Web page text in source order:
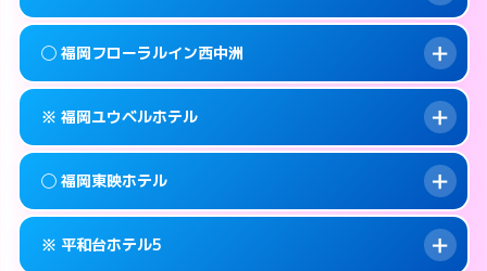
info このホテルの詳細ページを見る →
smartphone 092-522-0080
map 福岡市中央区清川2-6-23
info このホテルの詳細ページを見る →
案内方法: 派遣できません。
smartphone 092-717-6600
map 福岡市中央区長浜1-2-24
info このホテルの詳細ページを見る →
案内方法:状況により派遣できません。
smartphone 092-713-1112
map 福岡市中央区天神4-8-15
info このホテルの詳細ページを見る →
◯ 福岡フローラルイン西中洲
案内方法: 女性が直接お部屋まで伺います。
smartphone 092-735-1100
map 福岡市中央区西中洲5-10
※ 福岡ユウベルホテル
案内方法: カードキーにつきホテルの入り口で
待ち合わせ。
◯ 福岡東映ホテル
※ 平和台ホテル5